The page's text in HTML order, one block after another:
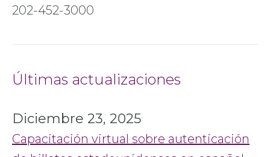
202-452-3000
Últimas actualizaciones
Diciembre 23, 2025
Capacitación virtual sobre autenticación